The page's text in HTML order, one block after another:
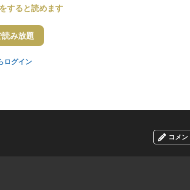
すると読めます
み放題
ログイン
コメ